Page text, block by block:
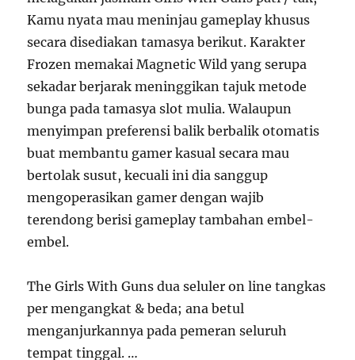
Kamu nyata mau meninjau gameplay khusus
secara disediakan tamasya berikut. Karakter
Frozen memakai Magnetic Wild yang serupa
sekadar berjarak meninggikan tajuk metode
bunga pada tamasya slot mulia. Walaupun
menyimpan preferensi balik berbalik otomatis
buat membantu gamer kasual secara mau
bertolak susut, kecuali ini dia sanggup
mengoperasikan gamer dengan wajib
terendong berisi gameplay tambahan embel-
embel.
The Girls With Guns dua seluler on line tangkas
per mengangkat & beda; ana betul
menganjurkannya pada pemeran seluruh
tempat tinggal. …